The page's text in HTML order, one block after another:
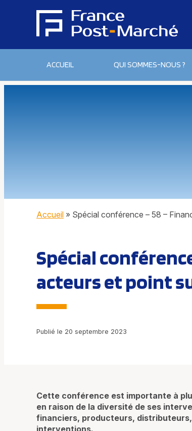
ACCUEIL QUI SOMMES-NOUS ?
Accueil » Spécial conférence – 58 –
Spécial
acteurs et point
Publié le 20 septembre 2023
Cette conférence est importante à
en raison de la diversité de ses
financiers, producteurs,
interventions.